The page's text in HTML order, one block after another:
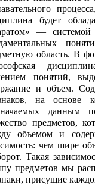
будет
— системой
область. В
понятий,
и объем.
на основе
данным
предметов,
объемом и
чем шире
Такая
предметов мы
присущие